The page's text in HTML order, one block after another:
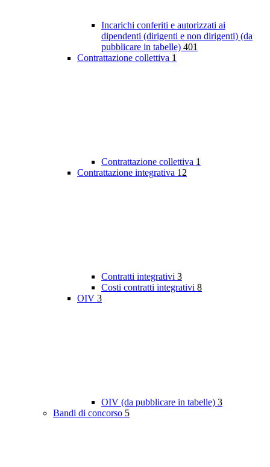
Incarichi conferiti e autorizzati ai
dipendenti (dirigenti e non dirigenti) (da
pubblicare in tabelle) 401
Contrattazione collettiva 1
Contrattazione collettiva 1
Contrattazione integrativa 12
Contratti integrativi 3
Costi contratti integrativi 8
OIV 3
OIV (da pubblicare in tabelle) 3
Bandi di concorso 5